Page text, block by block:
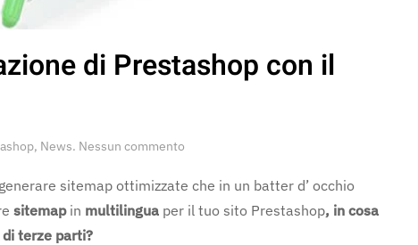
di Prestashop con il
, News. Nessun commento
velocità
di
sitemap ottimizzate che in un batter d’ occhio
sitemap in multilingua per il tuo sito Prestashop, in cosa
terze parti?